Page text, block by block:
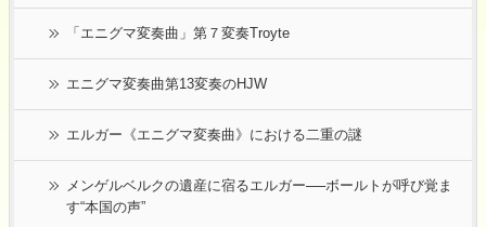
「エニグマ変奏曲」第７変奏Troyte
エニグマ変奏曲第13変奏のHJW
エルガー《エニグマ変奏曲》における二重の謎
メンゲルベルクの遺産に宿るエルガー──ボールトが呼び覚ま
す“本国の声”